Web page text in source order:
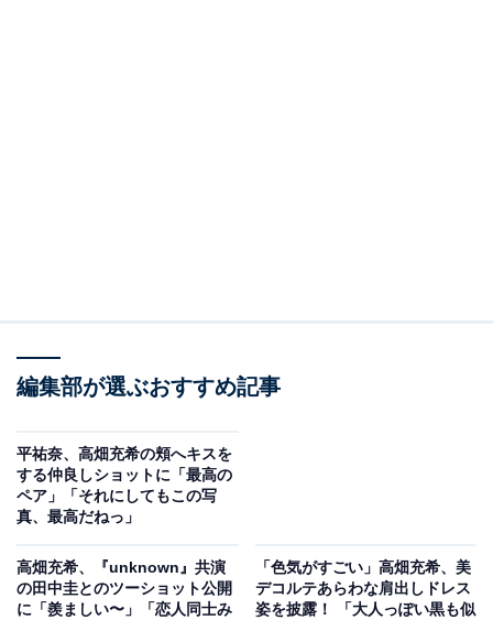
編集部が選ぶおすすめ記事
平祐奈、高畑充希の頬へキスを
する仲良しショットに「最高の
ペア」「それにしてもこの写
真、最高だねっ」
高畑充希、『unknown』共演
の田中圭とのツーショット公開
に「羨ましい〜」「恋人同士み
「色気がすごい」高畑充希、美
デコルテあらわな肩出しドレス
姿を披露！ 「大人っぽい黒も似